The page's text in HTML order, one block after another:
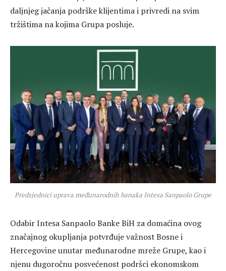
daljnjeg jačanja podrške klijentima i privredi na svim
tržištima na kojima Grupa posluje.
Predsjednici uprava međunarodnih banaka Intesa Sanpaolo Grupe
Odabir Intesa Sanpaolo Banke BiH za domaćina ovog
značajnog okupljanja potvrđuje važnost Bosne i
Hercegovine unutar međunarodne mreže Grupe, kao i
njenu dugoročnu posvećenost podršci ekonomskom